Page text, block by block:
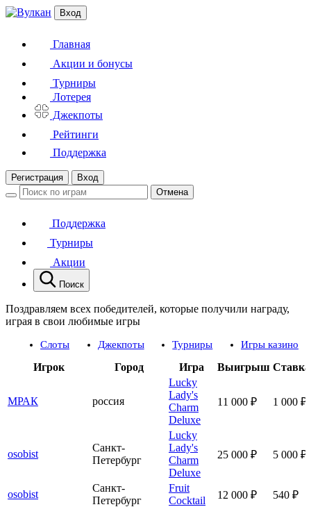
Вход
Главная
Акции и бонусы
Турниры
Лотерея
Джекпоты
Рейтинги
Поддержка
Регистрация
Вход
Отмена
Поддержка
Турниры
Акции
Поиск
Поздравляем всех победителей, которые получили награду,
играя в свои любимые игры
Слоты Джекпоты Турниры Игры казино
Игрок Город Игра Выигрыш Ставка
МРАК россия
Lucky
Lady's
Charm
Deluxe
11 000 ₽ 1 000 ₽
osobist
Санкт-
Петербург
Lucky
Lady's
Charm
Deluxe
25 000 ₽ 5 000 ₽
osobist
Санкт-
Петербург
Fruit
Cocktail
12 000 ₽ 540 ₽